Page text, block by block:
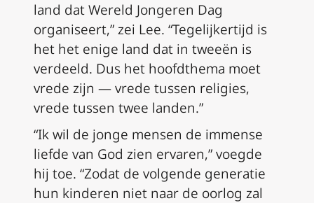
land dat Wereld Jongeren Dag
organiseert,” zei Lee. “Tegelijkertijd is
het het enige land dat in tweeën is
verdeeld. Dus het hoofdthema moet
vrede zijn — vrede tussen religies,
vrede tussen twee landen.”
“Ik wil de jonge mensen de immense
liefde van God zien ervaren,” voegde
hij toe. “Zodat de volgende generatie
hun kinderen niet naar de oorlog zal